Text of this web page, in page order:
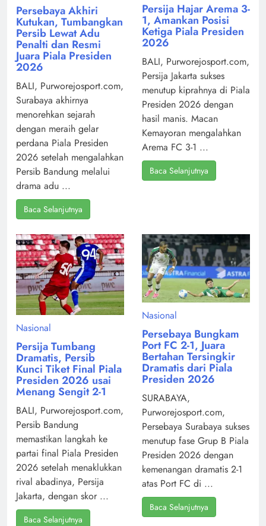
Persebaya Akhiri
Kutukan, Tumbangkan
Persib Lewat Adu
Penalti dan Resmi
Juara Piala Presiden
2026
BALI, Purworejosport.com,
Surabaya akhirnya
menorehkan sejarah
dengan meraih gelar
perdana Piala Presiden
2026 setelah mengalahkan
Persib Bandung melalui
drama adu ...
Baca Selanjutnya
Persija Hajar Arema 3-
1, Amankan Posisi
Ketiga Piala Presiden
2026
BALI, Purworejosport.com,
Persija Jakarta sukses
menutup kiprahnya di Piala
Presiden 2026 dengan
hasil manis. Macan
Kemayoran mengalahkan
Arema FC 3-1 ...
Baca Selanjutnya
Nasional
Persija Tumbang
Dramatis, Persib
Kunci Tiket Final Piala
Presiden 2026 usai
Menang Sengit 2-1
BALI, Purworejosport.com,
Persib Bandung
memastikan langkah ke
partai final Piala Presiden
2026 setelah menaklukkan
rival abadinya, Persija
Jakarta, dengan skor ...
Baca Selanjutnya
Nasional
Persebaya Bungkam
Port FC 2-1, Juara
Bertahan Tersingkir
Dramatis dari Piala
Presiden 2026
SURABAYA,
Purworejosport.com,
Persebaya Surabaya sukses
menutup fase Grup B Piala
Presiden 2026 dengan
kemenangan dramatis 2-1
atas Port FC di ...
Baca Selanjutnya